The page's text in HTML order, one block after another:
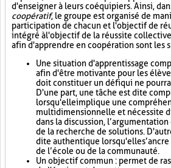
d'enseigner à leurs coéquipiers. Ainsi,
coopératif, le groupe est organisé de
participation de chacun et l'objectif de
intégré à l'objectif de la réussite
afin d'apprendre en coopération sont les
Une situation d'apprentissage
afin d'être motivante pour les
doit constituer un défi qui ne
D'une part, une tâche est dite
lorsqu'elle implique une
multidimensionnelle et nécessite
dans la discussion,
de la recherche de solutions.
dite authentique lorsqu'elle s’ancre
de l’école ou de la communauté.
Un objectif commun : permet de